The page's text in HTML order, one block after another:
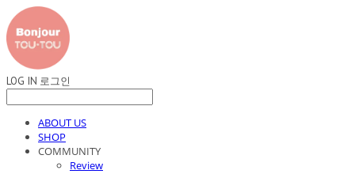
LOG IN 로그인
ABOUT US
SHOP
COMMUNITY
Review